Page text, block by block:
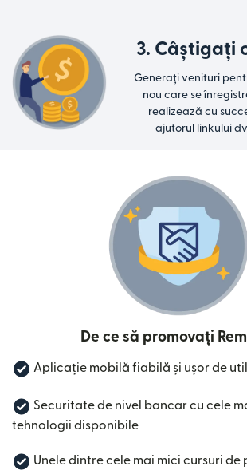
3. Câștigați
Generați venituri
nou care se
realizează cu
ajutorul linkului
De ce să promovați
Aplicație mobilă fiabilă și ușor de
Securitate de nivel bancar cu cele
tehnologii disponibile
Unele dintre cele mai mici cursuri